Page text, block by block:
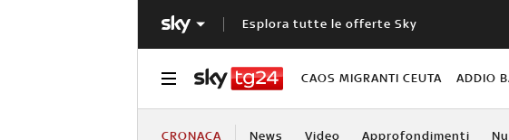
Esplora tutte le offerte Sky
CAOS MIGRANTI CEUTA ADDIO
CRONACA News Video Approfondimenti